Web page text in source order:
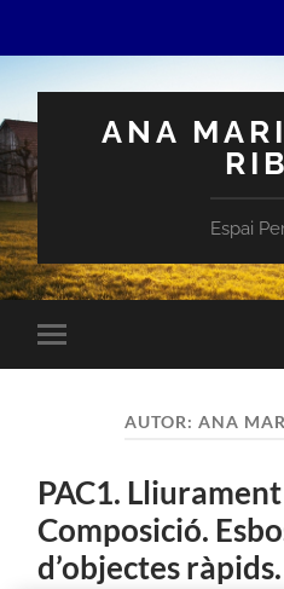
ANA
Espai
Toggle
mobile
AUTOR:ANA
PAC1.
Composició.
d’objectes ràpids.